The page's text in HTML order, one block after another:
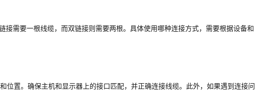
需要一根线缆，而双链接则需要两根。具体使用哪种连接方式，需要根据设备和
位置。确保主机和显示器上的接口匹配，并正确连接线缆。此外，如果遇到连接问